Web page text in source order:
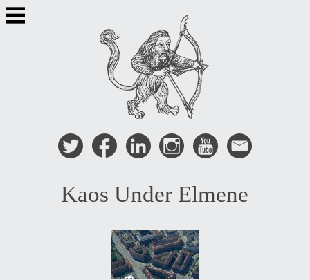
Skip
to
Kaos Under Elmene